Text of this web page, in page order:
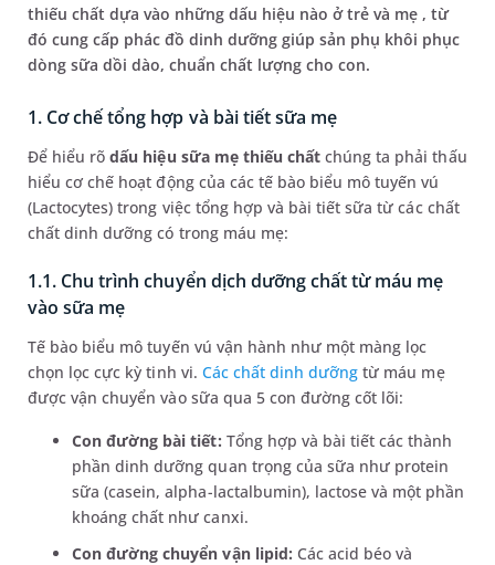
thiếu chất dựa vào những dấu hiệu nào ở trẻ và mẹ , từ
đó cung cấp phác đồ dinh dưỡng giúp sản phụ khôi phục
dòng sữa dồi dào, chuẩn chất lượng cho con.
1. Cơ chế tổng hợp và bài tiết sữa mẹ
Để hiểu rõdấu hiệu sữa mẹ thiếu chất chúng ta phải thấu
hiểu cơ chế hoạt động của các tế bào biểu mô tuyến vú
(Lactocytes) trong việc tổng hợp và bài tiết sữa từ các chất
chất dinh dưỡng có trong máu mẹ:
1.1. Chu trình chuyển dịch dưỡng chất từ máu mẹ
vào sữa mẹ
Tế bào biểu mô tuyến vú vận hành như một màng lọc
chọn lọc cực kỳ tinh vi. Các chất dinh dưỡng từ máu mẹ
được vận chuyển vào sữa qua 5 con đường cốt lõi:
Con đường bài tiết: Tổng hợp và bài tiết các thành
phần dinh dưỡng quan trọng của sữa như protein
sữa (casein, alpha-lactalbumin), lactose và một phần
khoáng chất như canxi.
Con đường chuyển vận lipid: Các acid béo và